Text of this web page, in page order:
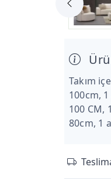
Takım
100cm,
100 CM,
80cm, 1